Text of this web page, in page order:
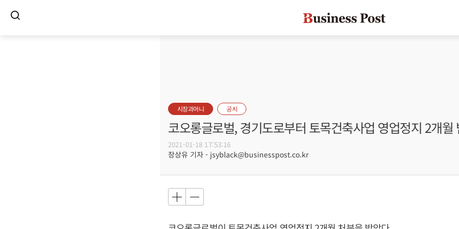
시장과머니 공시
코오롱글로벌, 경기도로부터 토목건축사업 영업정지 2개월
2021-01-18 17:53:16
장상유 기자 - jsyblack@businesspost.co.kr